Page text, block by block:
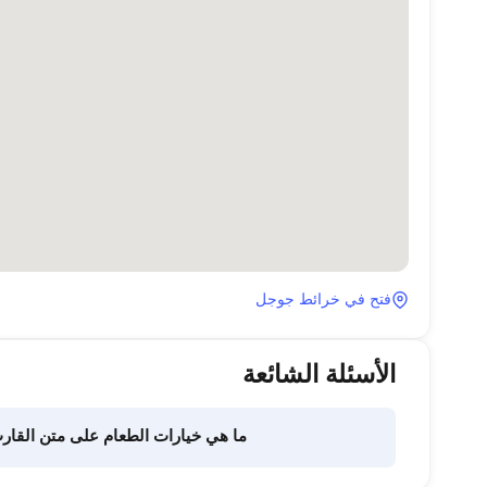
فتح في خرائط جوجل
الأسئلة الشائعة
ما هي خيارات الطعام على متن